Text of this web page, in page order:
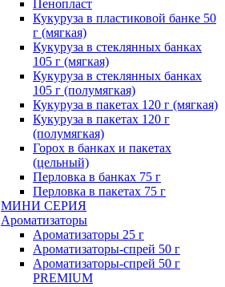
Пенопласт
Кукуруза в пластиковой банке 50
г (мягкая)
Кукуруза в стеклянных банках
105 г (мягкая)
Кукуруза в стеклянных банках
105 г (полумягкая)
Кукуруза в пакетах 120 г (мягкая)
Кукуруза в пакетах 120 г
(полумягкая)
Горох в банках и пакетах
(цельный)
Перловка в банках 75 г
Перловка в пакетах 75 г
МИНИ СЕРИЯ
Ароматизаторы
Ароматизаторы 25 г
Ароматизаторы-спрей 50 г
Ароматизаторы-спрей 50 г
PREMIUM